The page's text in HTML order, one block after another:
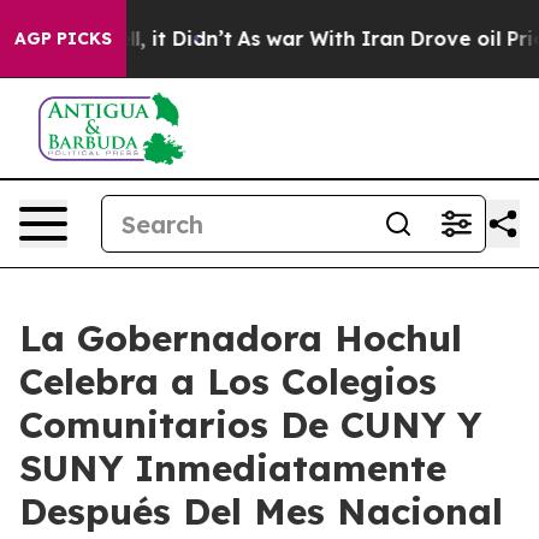
AGP PICKS
it Didn’t As war With Iran Drove oil Prices
La Gobernadora Hochul
Celebra a Los Colegios
Comunitarios De CUNY Y
SUNY Inmediatamente
Después Del Mes Nacional